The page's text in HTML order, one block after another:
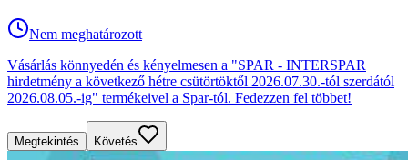
Nem meghatározott
Vásárlás könnyedén és kényelmesen a "SPAR - INTERSPAR
hirdetmény a következő hétre csütörtöktől 2026.07.30.-tól szerdától
2026.08.05.-ig" termékeivel a Spar-tól. Fedezzen fel többet!
Megtekintés Követés